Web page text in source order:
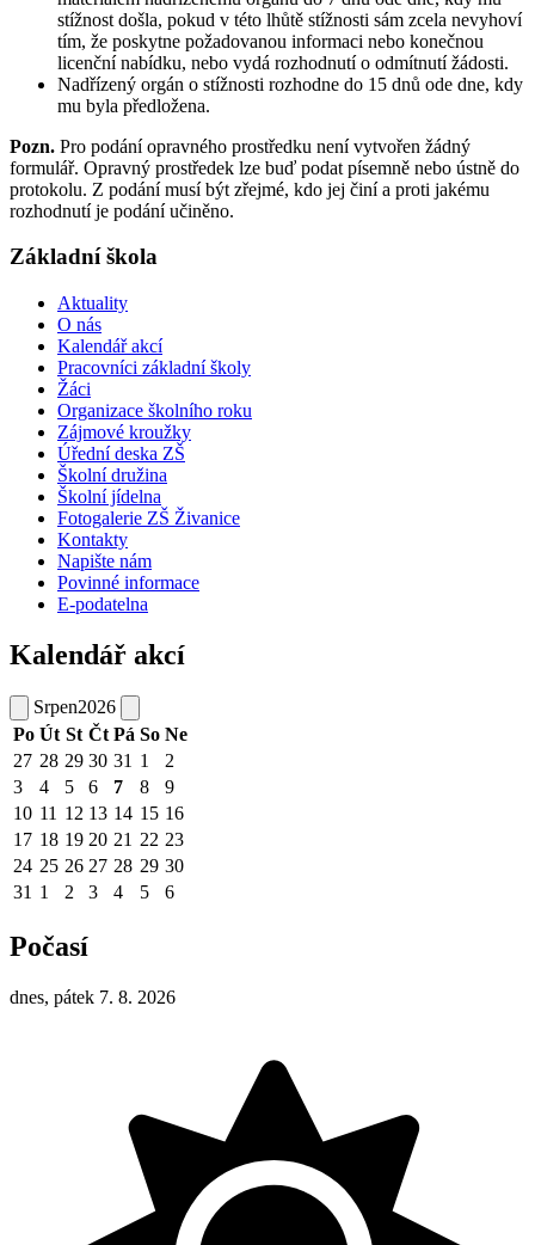
stížnost došla, pokud v této lhůtě stížnosti sám zcela nevyhoví
tím, že poskytne požadovanou informaci nebo konečnou
licenční nabídku, nebo vydá rozhodnutí o odmítnutí žádosti.
Nadřízený orgán o stížnosti rozhodne do 15 dnů ode dne, kdy
mu byla předložena.
Pozn. Pro podání opravného prostředku není vytvořen žádný
formulář. Opravný prostředek lze buď podat písemně nebo ústně do
protokolu. Z podání musí být zřejmé, kdo jej činí a proti jakému
rozhodnutí je podání učiněno.
Základní škola
Aktuality
O nás
Kalendář akcí
Pracovníci základní školy
Žáci
Organizace školního roku
Zájmové kroužky
Úřední deska ZŠ
Školní družina
Školní jídelna
Fotogalerie ZŠ Živanice
Kontakty
Napište nám
Povinné informace
E-podatelna
Kalendář akcí
Srpen2026
Po Út St Čt Pá So Ne
27 28 29 30 31 1
2
3
4 5 6 7 8
9
10 11 12 13 14 15 16
17 18 19 20 21 22 23
24 25 26 27 28 29 30
31 1 2 3 4 5 6
Počasí
dnes, pátek 7. 8. 2026